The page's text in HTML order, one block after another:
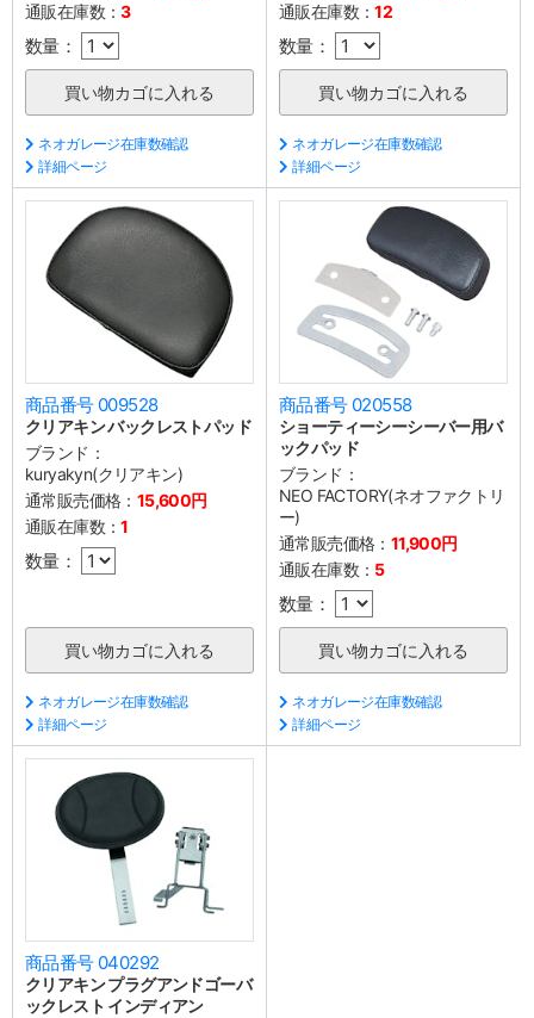
通販在庫数：3
数量：
ネオガレージ在庫数確認
詳細ページ
通販在庫数：12
数量：
ネオガレージ在庫数確認
詳細ページ
商品番号 009528
クリアキン バックレストパッド
ブランド：
kuryakyn(クリアキン)
通常販売価格： 15,600円
通販在庫数：1
数量：
ネオガレージ在庫数確認
詳細ページ
商品番号 020558
ショーティーシーシーバー用バ
ックパッド
ブランド：
NEO FACTORY(ネオファクトリ
ー)
通常販売価格： 11,900円
通販在庫数： 5
数量：
ネオガレージ在庫数確認
詳細ページ
商品番号 040292
クリアキン プラグアンドゴーバ
ックレスト インディアン